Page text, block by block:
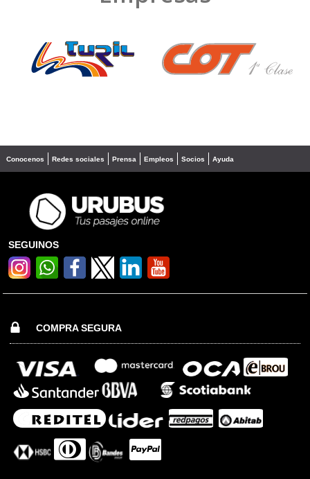
❮ ❯
Conocenos Redes sociales Prensa Empleos Socios Ayuda
SEGUINOS
COMPRA SEGURA